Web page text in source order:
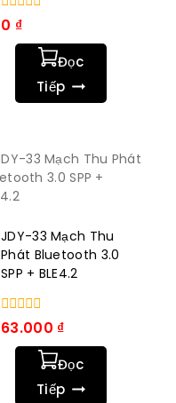
0
trong
0 ₫
Đọc
Tiếp
JDY-33 Mạch Thu
Phát Bluetooth 3.0
SPP + BLE4.2
0
trong
63.000 ₫
Đọc
Tiếp